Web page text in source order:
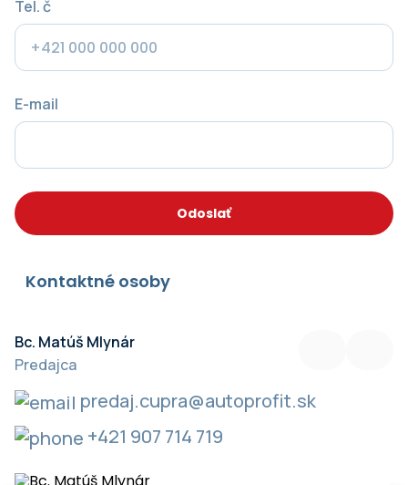
Tel. č
E-mail
Odoslať
Kontaktné osoby
Bc. Matúš Mlynár
Predajca
predaj.cupra@autoprofit.sk
+421 907 714 719